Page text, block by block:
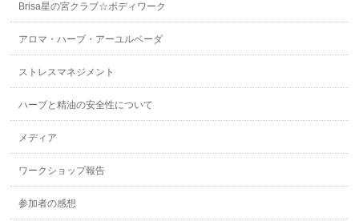
Brisa星の宮クラブ☆ボディワーク
アロマ・ハーブ・アーユルベーダ
ストレスマネジメント
ハーブと精油の安全性について
メディア
ワークショップ報告
参加者の感想